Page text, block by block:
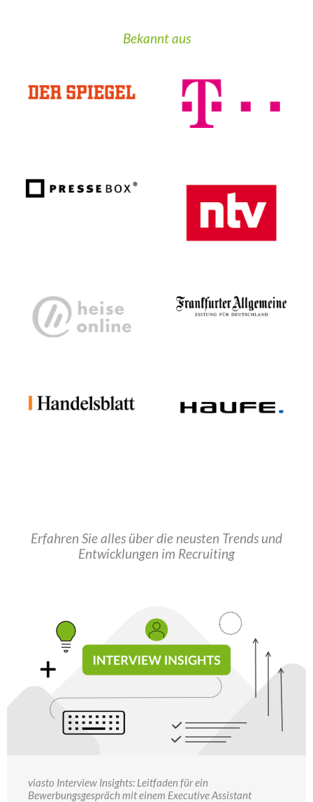
Bekannt aus
Erfahren Sie alles über die neusten Trends und
Entwicklungen im Recruiting
viasto Interview Insights: Leitfaden für ein
Bewerbungsgespräch mit einem Executive Assistant